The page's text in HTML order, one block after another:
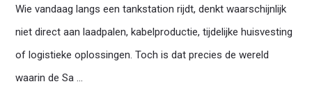
Wie vandaag langs een tankstation rijdt, denkt waarschijnlijk
niet direct aan laadpalen, kabelproductie, tijdelijke huisvesting
of logistieke oplossingen. Toch is dat precies de wereld
waarin de Sa ...